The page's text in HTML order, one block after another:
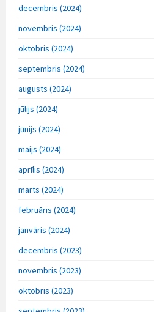
decembris (2024)
novembris (2024)
oktobris (2024)
septembris (2024)
augusts (2024)
jūlijs (2024)
jūnijs (2024)
maijs (2024)
aprīlis (2024)
marts (2024)
februāris (2024)
janvāris (2024)
decembris (2023)
novembris (2023)
oktobris (2023)